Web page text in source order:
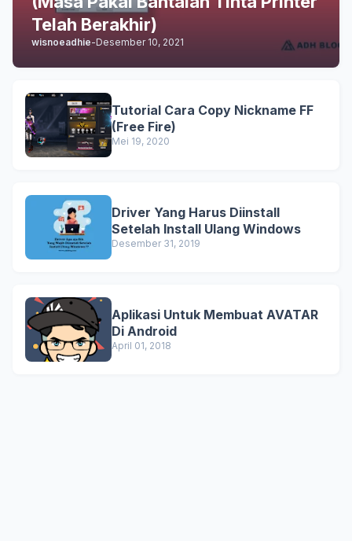
Telah Berakhir)
wisnoeadhie-Desember 10, 2021
Tutorial Cara Copy Nickname FF
(Free Fire)
Mei 19, 2020
Driver Yang Harus Diinstall
Setelah Install Ulang Windows
Desember 31, 2019
Aplikasi Untuk Membuat AVATAR
Di Android
April 01, 2018